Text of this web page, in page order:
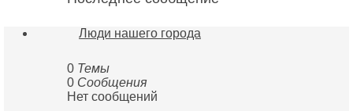
Люди нашего города
0 Темы
0 Сообщения
Нет сообщений